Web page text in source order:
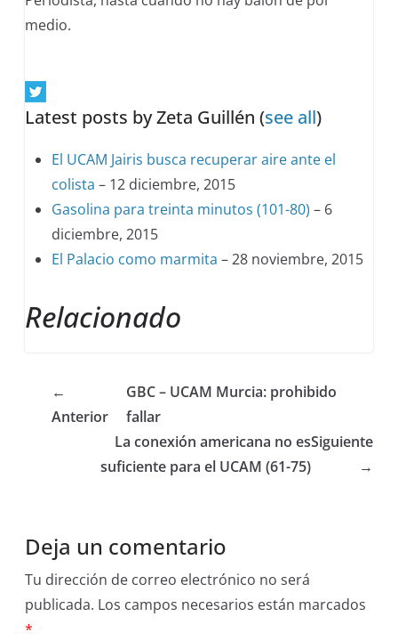
medio.
Latest posts by Zeta Guillén(see all)
El UCAM Jairis busca recuperar aire ante el
colista – 12 diciembre, 2015
Gasolina para treinta minutos (101-80) – 6
diciembre, 2015
El Palacio como marmita – 28 noviembre, 2015
Relacionado
←
Anterior
GBC – UCAM Murcia: prohibido
fallar
La conexión americana no es
suficiente para el UCAM (61-75)
Siguiente
→
Deja un comentario
Tu dirección de correo electrónico no será
publicada. Los campos necesarios están marcados
*